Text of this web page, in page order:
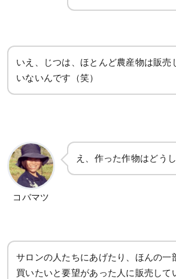
いえ、じつは、ほとんど農産物は販売
いないんです（笑）
コバマツ
え、作った作物はどう
サロンの人たちにあげたり、ほんの一
買いたいと要望があった人に販売して